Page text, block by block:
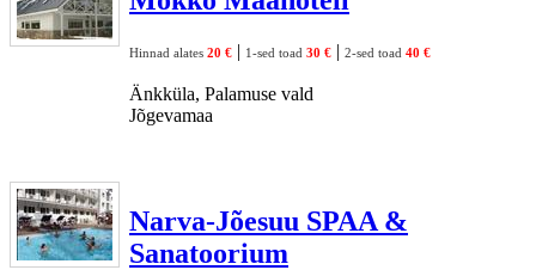
Hinnad alates 20 € | 1-sed toad 30 € | 2-sed toad 40 €
Änkküla, Palamuse vald
Jõgevamaa
Narva-Jõesuu SPAA &
Sanatoorium